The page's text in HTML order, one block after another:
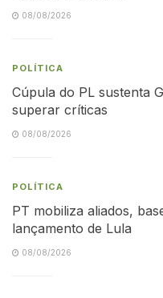
08/08/2026
POLÍTICA
Cúpula do PL sustenta
superar críticas
08/08/2026
POLÍTICA
PT mobiliza aliados,
lançamento de Lula
08/08/2026